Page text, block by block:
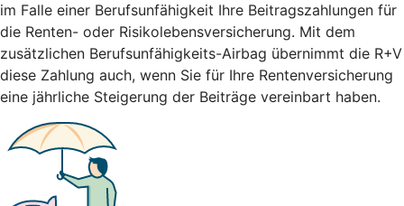
im Falle einer Berufsunfähigkeit Ihre Beitragszahlungen für
die Renten- oder Risikolebensversicherung. Mit dem
zusätzlichen Berufsunfähigkeits-Airbag übernimmt die R+V
diese Zahlung auch, wenn Sie für Ihre Rentenversicherung
eine jährliche Steigerung der Beiträge vereinbart haben.